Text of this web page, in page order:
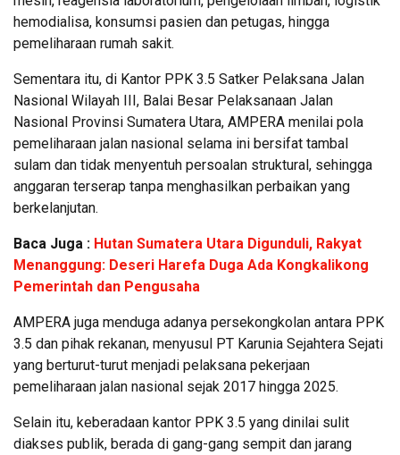
hemodialisa, konsumsi pasien dan petugas, hingga
pemeliharaan rumah sakit.
Sementara itu, di Kantor PPK 3.5 Satker Pelaksana Jalan
Nasional Wilayah III, Balai Besar Pelaksanaan Jalan
Nasional Provinsi Sumatera Utara, AMPERA menilai pola
pemeliharaan jalan nasional selama ini bersifat tambal
sulam dan tidak menyentuh persoalan struktural, sehingga
anggaran terserap tanpa menghasilkan perbaikan yang
berkelanjutan.
Baca Juga : Hutan Sumatera Utara Digunduli, Rakyat
Menanggung: Deseri Harefa Duga Ada Kongkalikong
Pemerintah dan Pengusaha
AMPERA juga menduga adanya persekongkolan antara PPK
3.5 dan pihak rekanan, menyusul PT Karunia Sejahtera Sejati
yang berturut-turut menjadi pelaksana pekerjaan
pemeliharaan jalan nasional sejak 2017 hingga 2025.
Selain itu, keberadaan kantor PPK 3.5 yang dinilai sulit
diakses publik, berada di gang-gang sempit dan jarang